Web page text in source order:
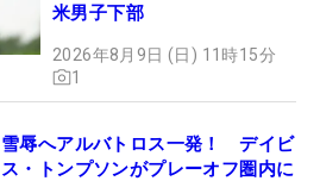
米男子下部
2026年8月9日 (日) 11時15分
1
雪辱へアルバトロス一発！ デイビ
ス・トンプソンがプレーオフ圏内に